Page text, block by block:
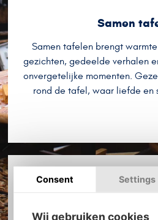
Samen
Samen tafelen brengt
gezichten, gedeelde verhalen
onvergetelijke momenten.
rond de tafel, waar liefde en
Consent
Wij gebruiken cookies
Settings